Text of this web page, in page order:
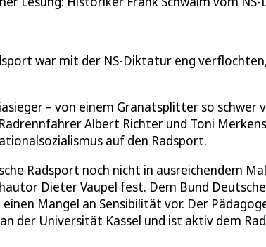
war mit der NS-Diktatur eng
– von einem Granatsplitter so schwer
Albert Richter und Toni
auf den Radsport.
Radsport noch nicht in ausreichendem
Dieter Vaupel fest. Dem Bund
Mangel an Sensibilität vor. Der
der Universität Kassel und ist aktiv dem